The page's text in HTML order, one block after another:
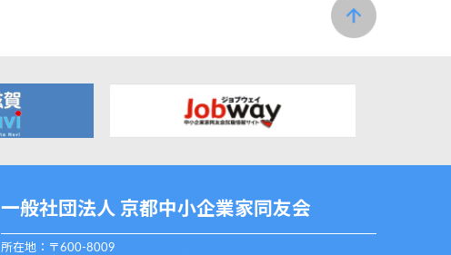
一般社団法人 京都中小企業家同友会
所在地：〒600-8009